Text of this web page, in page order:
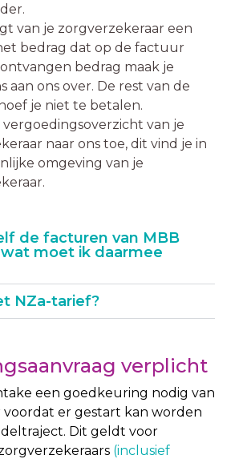
van je zorgverzekeraar een
bedrag dat op de factuur
bedrag maak je
aan ons over. De rest van de
je niet te betalen.
van je
naar ons toe, dit vind je in
omgeving van je
de facturen van MBB
moet ik daarmee
NZa-tarief?
verplicht
een goedkeuring nodig van
voordat er gestart kan worden
Dit geldt voor
(inclusief